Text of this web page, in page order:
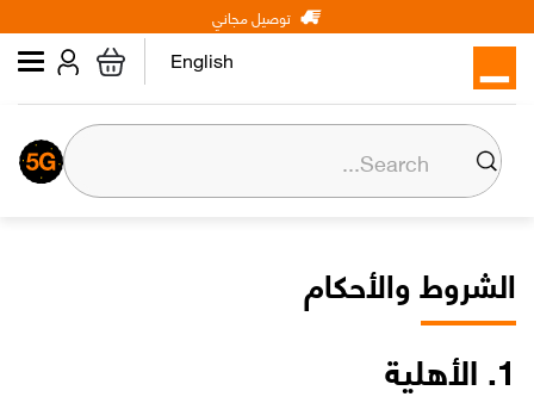
to
main
content
توصيل مجاني
English
Main
navigation
شخصيالأعمالعن أورنج
الرئيسية
إنترنت
خطوط الخلوي
الأجهزة والاكسسوارات
الشروط والأحكام
1. الأهلية